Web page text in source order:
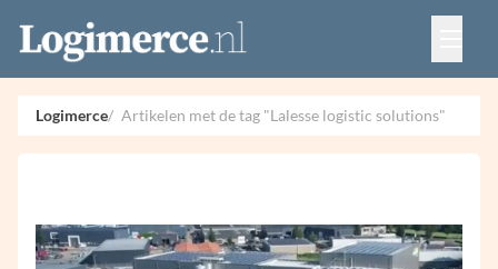
Vacatures
Events
Adverteren
Partners
Logimerce Artikelen met de tag "Lalesse logistic solutions"